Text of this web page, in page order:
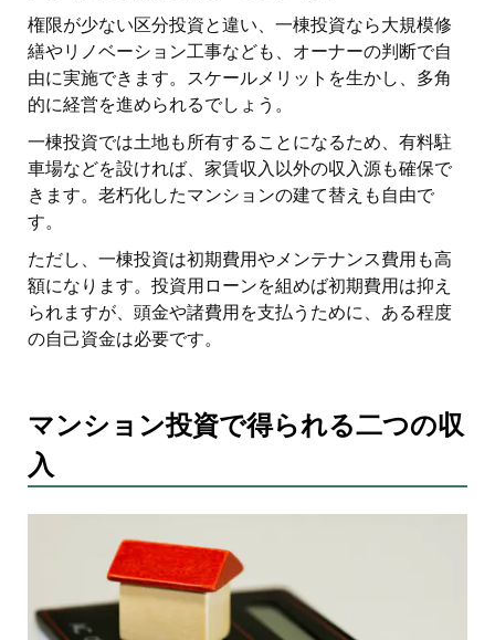
権限が少ない区分投資と違い、一棟投資なら大規模修
繕やリノベーション工事なども、オーナーの判断で自
由に実施できます。スケールメリットを生かし、多角
的に経営を進められるでしょう。
一棟投資では土地も所有することになるため、有料駐
車場などを設ければ、家賃収入以外の収入源も確保で
きます。老朽化したマンションの建て替えも自由で
す。
ただし、一棟投資は初期費用やメンテナンス費用も高
額になります。投資用ローンを組めば初期費用は抑え
られますが、頭金や諸費用を支払うために、ある程度
の自己資金は必要です。
マンション投資で得られる二つの収
入